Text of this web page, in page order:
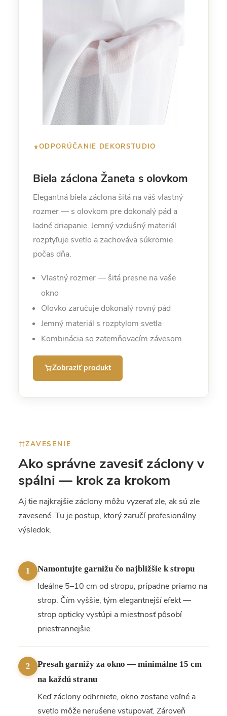
ODPORÚČANIE DEKORSTUDIO
Biela záclona Žaneta s olovkom
Elegantná biela záclona šitá na váš vlastný
rozmer — s olovkom pre dokonalý pád a
ladné driapanie. Jemný vzdušný materiál
rozptyľuje svetlo a zachováva súkromie
počas dňa.
Vlastný rozmer — šitá presne na vaše
okno
Olovko zaručuje dokonalý rovný pád
Jemný materiál s rozptylom svetla
Kombinácia so zatemňovacím závesom
Zobraziť produkt
ZAVESENIE
Ako správne zavesiť záclony v
spálni — krok za krokom
Aj tie najkrajšie záclony môžu vyzerať zle, ak sú zle
zavesené. Tu je postup, ktorý zaručí profesionálny
výsledok.
1 Namontujte garnižu čo najbližšie k stropu
Ideálne 5–10 cm od stropu, prípadne priamo na
strop. Čím vyššie, tým elegantnejší efekt —
strop opticky vystúpi a miestnosť pôsobí
priestrannejšie.
2
Presah garnižy za okno — minimálne 15 cm
na každú stranu
Keď záclony odhrniete, okno zostane voľné a
svetlo môže nerušene vstupovať. Zároveň